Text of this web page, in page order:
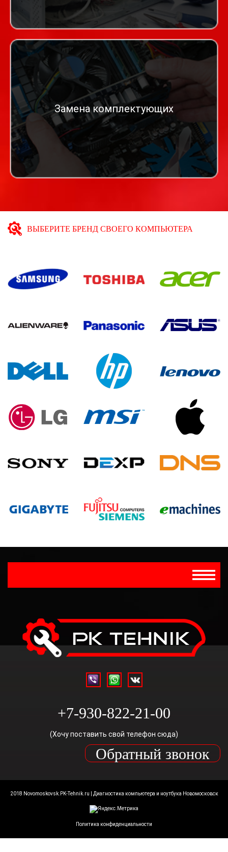
Замена комплектующих
ВЫБЕРИТЕ БРЕНД СВОЕГО КОМПЬЮТЕРА
+7-930-822-21-00
(Хочу поставить свой телефон сюда)
Обратный звонок
2018 Novomoskovsk.PK-Tehnik.ru | Диагностика компьютера и ноутбука Новомосковск
Политика конфиденциальности